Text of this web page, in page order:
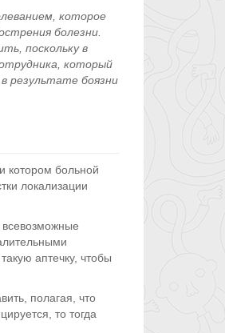
которое
болезни.
поскольку в
который
результате боязни
котором больной
локализации
аптечку, чтобы
полагая, что
то тогда